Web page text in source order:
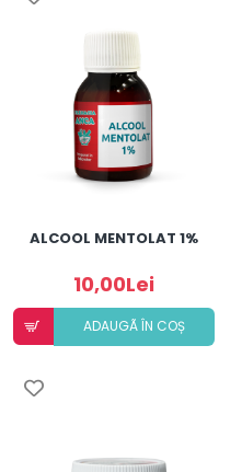
ALCOOL MENTOLAT 1%
10,00Lei
ADAUGÃ ÎN COȘ